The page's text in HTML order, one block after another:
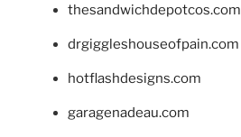
thesandwichdepotcos.com
drgiggleshouseofpain.com
hotflashdesigns.com
garagenadeau.com